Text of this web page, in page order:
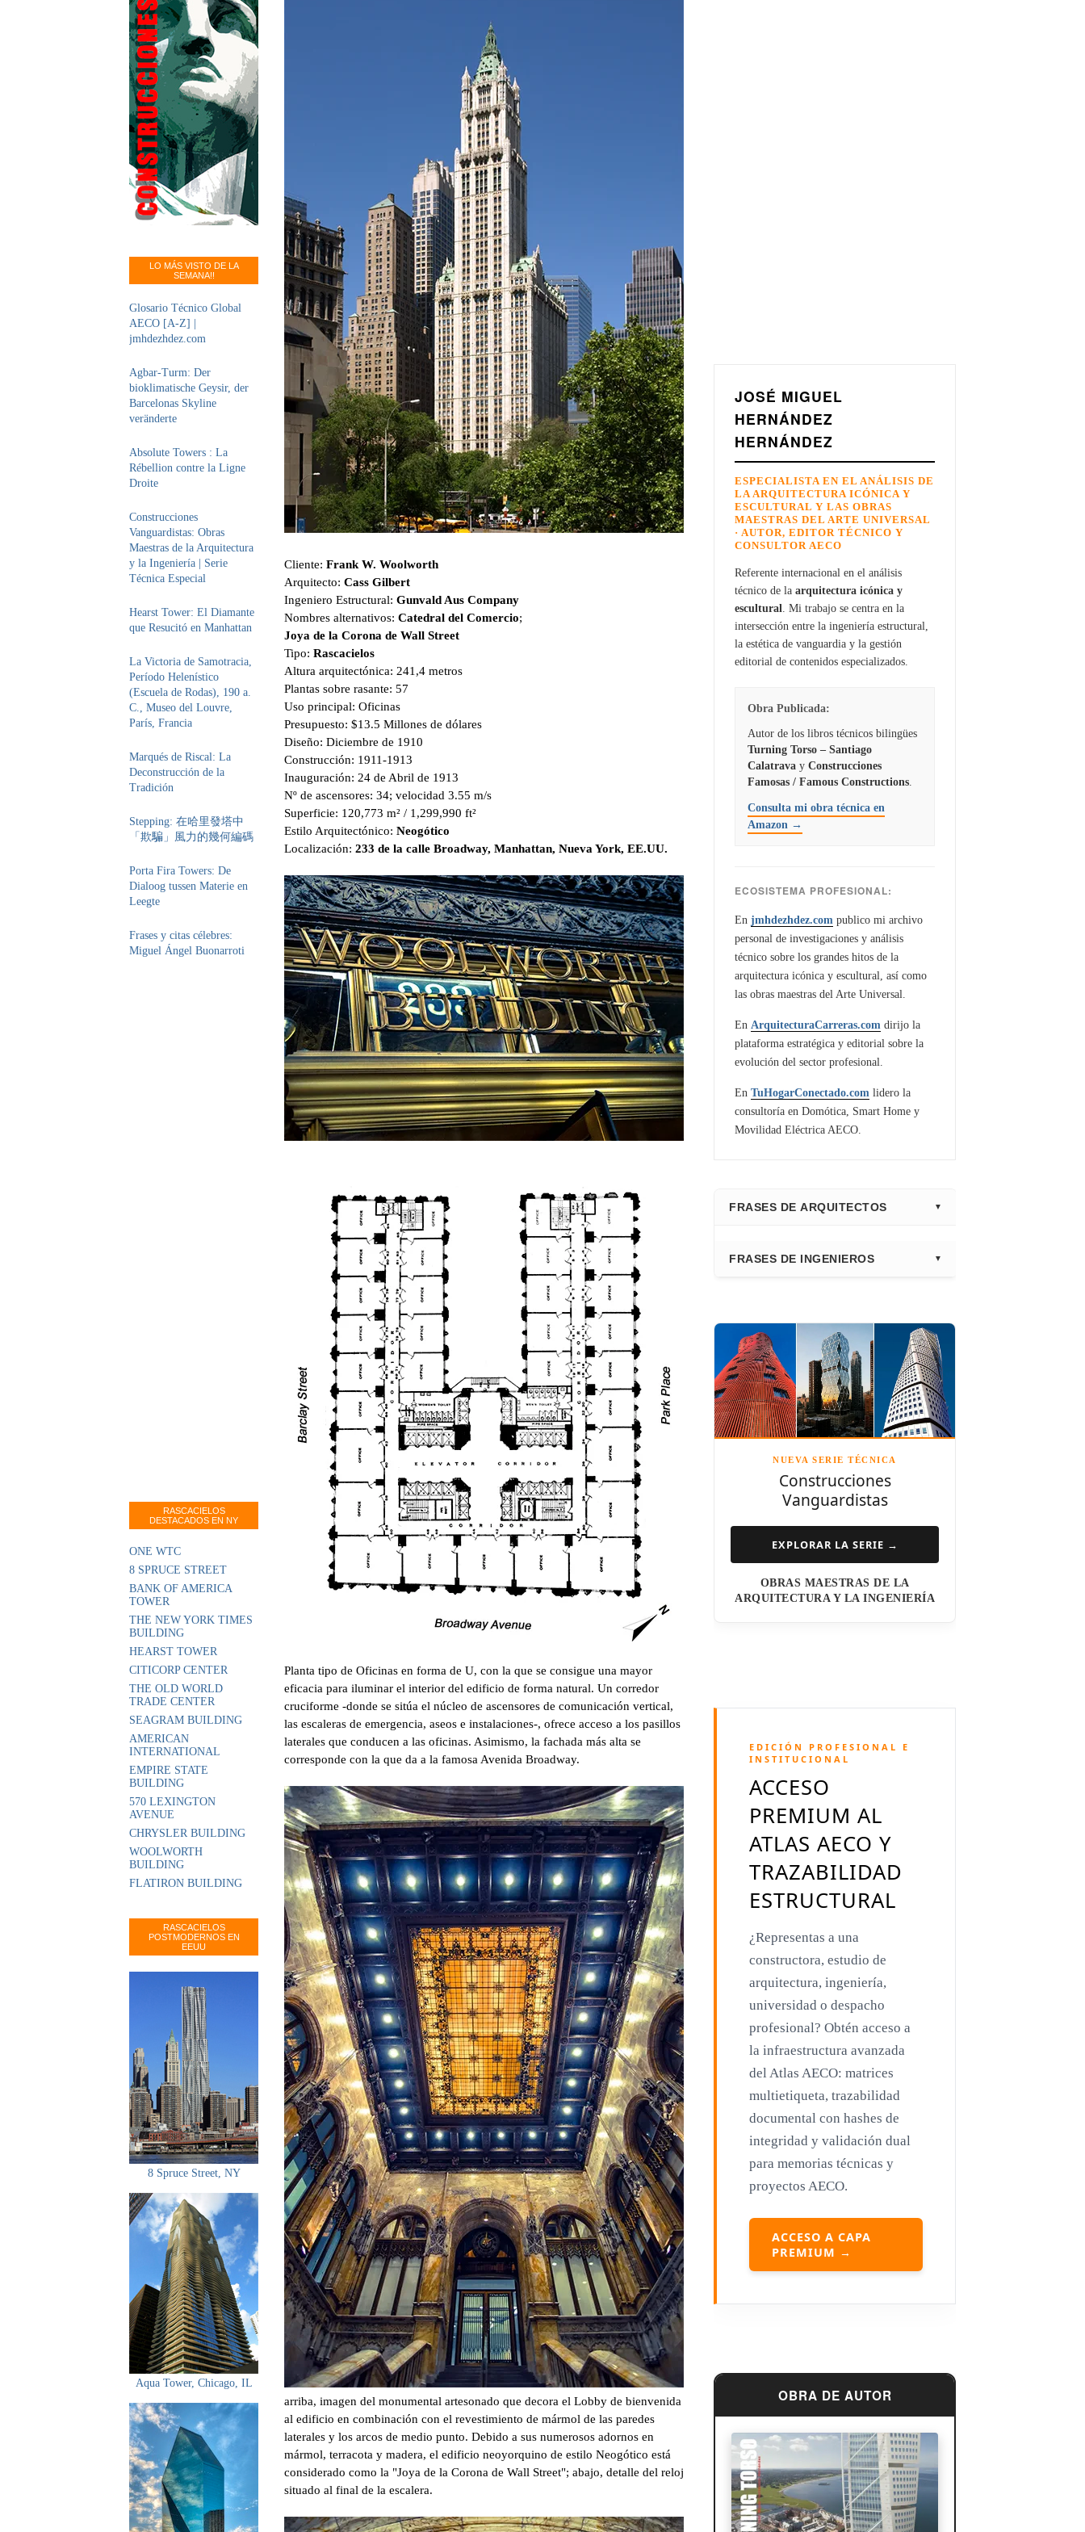
LO MÁS VISTO DE LA
SEMANA!!
Glosario Técnico Global
AECO [A-Z] |
jmhdezhdez.com
Agbar-Turm: Der
bioklimatische Geysir, der
Barcelonas Skyline
veränderte
Absolute Towers : La
Rébellion contre la Ligne
Droite
Construcciones
Vanguardistas: Obras
Maestras de la Arquitectura
y la Ingeniería | Serie
Técnica Especial
Hearst Tower: El Diamante
que Resucitó en Manhattan
La Victoria de Samotracia,
Período Helenístico
(Escuela de Rodas), 190 a.
C., Museo del Louvre,
París, Francia
Marqués de Riscal: La
Deconstrucción de la
Tradición
Stepping: 在哈里發塔中
「欺騙」風力的幾何編碼
Porta Fira Towers: De
Dialoog tussen Materie en
Leegte
Frases y citas célebres:
Miguel Ángel Buonarroti
RASCACIELOS
DESTACADOS EN NY
ONE WTC
8 SPRUCE STREET
BANK OF AMERICA
TOWER
THE NEW YORK TIMES
BUILDING
HEARST TOWER
CITICORP CENTER
THE OLD WORLD
TRADE CENTER
SEAGRAM BUILDING
AMERICAN
INTERNATIONAL
EMPIRE STATE
BUILDING
570 LEXINGTON
AVENUE
CHRYSLER BUILDING
WOOLWORTH
BUILDING
FLATIRON BUILDING
RASCACIELOS
POSTMODERNOS EN
EEUU
8 Spruce Street, NY
Aqua Tower, Chicago, IL
Cliente: Frank W. Woolworth
Arquitecto: Cass Gilbert
Ingeniero Estructural: Gunvald Aus Company
Nombres alternativos: Catedral del Comercio;
Joya de la Corona de Wall Street
Tipo: Rascacielos
Altura arquitectónica: 241,4 metros
Plantas sobre rasante: 57
Uso principal: Oficinas
Presupuesto: $13.5 Millones de dólares
Diseño: Diciembre de 1910
Construcción: 1911-1913
Inauguración: 24 de Abril de 1913
Nº de ascensores: 34; velocidad 3.55 m/s
Superficie: 120,773 m² / 1,299,990 ft²
Estilo Arquitectónico: Neogótico
Localización: 233 de la calle Broadway, Manhattan, Nueva York, EE.UU.
Planta tipo de Oficinas en forma de U, con la que se consigue una mayor
eficacia para iluminar el interior del edificio de forma natural. Un corredor
cruciforme -donde se sitúa el núcleo de ascensores de comunicación vertical,
las escaleras de emergencia, aseos e instalaciones-, ofrece acceso a los pasillos
laterales que conducen a las oficinas. Asimismo, la fachada más alta se
corresponde con la que da a la famosa Avenida Broadway.
arriba, imagen del monumental artesonado que decora el Lobby de bienvenida
al edificio en combinación con el revestimiento de mármol de las paredes
laterales y los arcos de medio punto. Debido a sus numerosos adornos en
mármol, terracota y madera, el edificio neoyorquino de estilo Neogótico está
considerado como la "Joya de la Corona de Wall Street"; abajo, detalle del reloj
situado al final de la escalera.
JOSÉ MIGUEL
HERNÁNDEZ
HERNÁNDEZ
ESPECIALISTA EN EL ANÁLISIS DE
LA ARQUITECTURA ICÓNICA Y
ESCULTURAL Y LAS OBRAS
MAESTRAS DEL ARTE UNIVERSAL
· AUTOR, EDITOR TÉCNICO Y
CONSULTOR AECO
Referente internacional en el análisis
técnico de la arquitectura icónica y
escultural . Mi trabajo se centra en la
intersección entre la ingeniería estructural,
la estética de vanguardia y la gestión
editorial de contenidos especializados.
Obra Publicada:
Autor de los libros técnicos bilingües
Turning Torso – Santiago
Calatrava y Construcciones
Famosas / Famous Constructions
Consulta mi obra técnica en
Amazon →
ECOSISTEMA PROFESIONAL:
En jmhdezhdez.com publico mi archivo
personal de investigaciones y análisis
técnico sobre los grandes hitos de la
arquitectura icónica y escultural, así como
las obras maestras del Arte Universal.
En ArquitecturaCarreras.com dirijo la
plataforma estratégica y editorial sobre la
evolución del sector profesional.
En TuHogarConectado.com lidero la
consultoría en Domótica, Smart Home y
Movilidad Eléctrica AECO.
FRASES DE ARQUITECTOS
Adrian Smith
Richard Rogers
David Chipperfield
Kazuyo Sejima
Steven Holl
Henry N. Cobb
I.M. Pei
Luis Barragán
Richard Meier
Aldo Rossi
Toyo Ito
Jacques Herzog
Rem Koolhaas
Zaha Hadid
Renzo Piano
Mies van der Rohe
Philip Johnson
Le Corbusier
William Pereira
Frank Lloyd Wright
Louis Sullivan
Miguel Ángel Buonarroti
FRASES DE INGENIEROS
Leslie E. Robertson
Félix Cándela
NUEVA SERIE TÉCNICA
Construcciones
Vanguardistas
EXPLORAR LA SERIE →
OBRAS MAESTRAS DE LA
ARQUITECTURA Y LA INGENIERÍA
EDICIÓN PROFESIONAL E
INSTITUCIONAL
ACCESO
PREMIUM AL
ATLAS AECO Y
TRAZABILIDAD
ESTRUCTURAL
¿Representas a una
constructora, estudio de
arquitectura, ingeniería,
universidad o despacho
profesional? Obtén acceso a
la infraestructura avanzada
del Atlas AECO: matrices
multietiqueta, trazabilidad
documental con hashes de
integridad y validación dual
para memorias técnicas y
proyectos AECO.
ACCESO A CAPA
PREMIUM →
OBRA DE AUTOR